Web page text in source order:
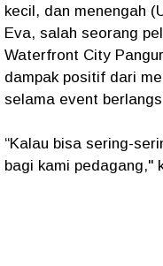
kecil, dan menengah
Eva, salah seorang
Waterfront City
dampak positif dari
selama event
“Kalau bisa sering-
bagi kami pedagang,"